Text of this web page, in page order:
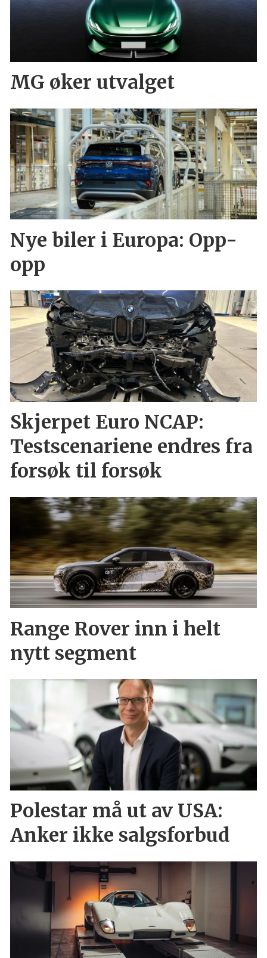
MG øker utvalget
Nye biler i Europa: Opp-
opp
Skjerpet Euro NCAP:
Testscenariene endres fra
forsøk til forsøk
Range Rover inn i helt
nytt segment
Polestar må ut av USA:
Anker ikke salgsforbud